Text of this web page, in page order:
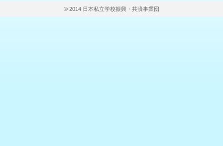
© 2014 日本私立学校振興・共済事業団